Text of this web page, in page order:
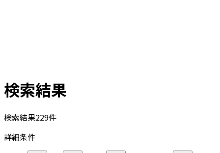
検索結果
検索結果229件
詳細条件